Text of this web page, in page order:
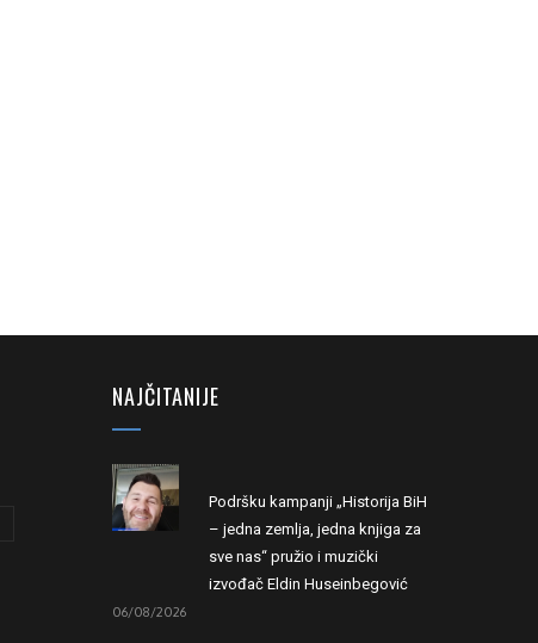
NAJČITANIJE
Podršku kampanji „Historija BiH
– jedna zemlja, jedna knjiga za
sve nas“ pružio i muzički
izvođač Eldin Huseinbegović
06/08/2026